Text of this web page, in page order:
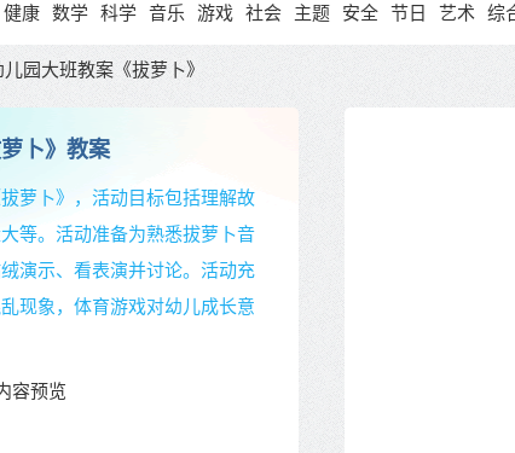
健康 数学 科学 音乐 游戏 社会 主题 安全 节日 艺术 综
儿园大班教案《拔萝卜》
卜》教案
萝卜》，活动目标包括理解故
等。活动准备为熟悉拔萝卜音
演示、看表演并讨论。活动充
现象，体育游戏对幼儿成长意
容预览